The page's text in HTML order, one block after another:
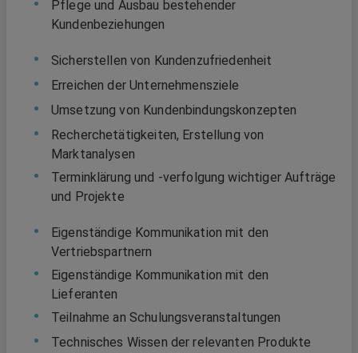
Pflege und Ausbau bestehender
Kundenbeziehungen
Sicherstellen von Kundenzufriedenheit
Erreichen der Unternehmensziele
Umsetzung von Kundenbindungskonzepten
Recherchetätigkeiten, Erstellung von
Marktanalysen
Terminklärung und -verfolgung wichtiger Aufträge
und Projekte
Eigenständige Kommunikation mit den
Vertriebspartnern
Eigenständige Kommunikation mit den
Lieferanten
Teilnahme an Schulungsveranstaltungen
Technisches Wissen der relevanten Produkte